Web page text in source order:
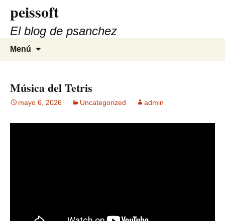
contenido
peissoft
El blog de psanchez
Menú
Música del Tetris
mayo 6, 2026 Uncategorized admin